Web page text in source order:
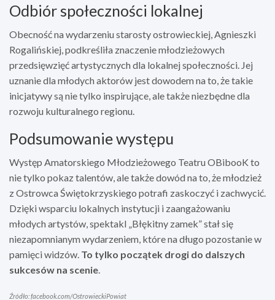
Odbiór społeczności lokalnej
Obecność na wydarzeniu starosty ostrowieckiej, Agnieszki
Rogalińskiej, podkreśliła znaczenie młodzieżowych
przedsięwzięć artystycznych dla lokalnej społeczności. Jej
uznanie dla młodych aktorów jest dowodem na to, że takie
inicjatywy są nie tylko inspirujące, ale także niezbędne dla
rozwoju kulturalnego regionu.
Podsumowanie występu
Występ Amatorskiego Młodzieżowego Teatru OBibooK to
nie tylko pokaz talentów, ale także dowód na to, że młodzież
z Ostrowca Świętokrzyskiego potrafi zaskoczyć i zachwycić.
Dzięki wsparciu lokalnych instytucji i zaangażowaniu
młodych artystów, spektakl „Błękitny zamek” stał się
niezapomnianym wydarzeniem, które na długo pozostanie w
pamięci widzów. To tylko początek drogi do dalszych
sukcesów na scenie
Źródło: facebook.com/OstrowieckiPowiat